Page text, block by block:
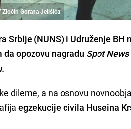
Zločin Gorana Jelišića
Srbije (NUNS) i Udruženje
opozovu nagradu Spot News
dileme, a na osnovu
egzekucije civila Huseina